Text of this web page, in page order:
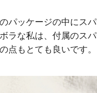
パッケージの中にス
ラな私は、付属のス
点もとても良いです。